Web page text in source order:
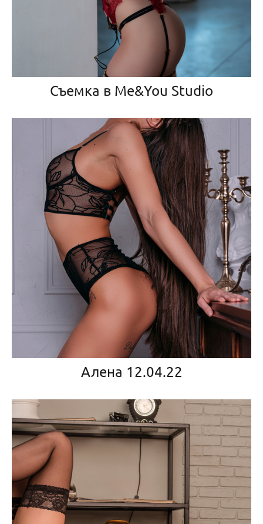
Съемка в Me&You Studio
Алена 12.04.22